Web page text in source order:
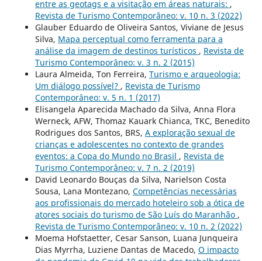
entre as geotags e a visitação em áreas naturais: ,
Revista de Turismo Contemporâneo: v. 10 n. 3 (2022)
Glauber Eduardo de Oliveira Santos, Viviane de Jesus
Silva, Mapa perceptual como ferramenta para a
análise da imagem de destinos turísticos , Revista de
Turismo Contemporâneo: v. 3 n. 2 (2015)
Laura Almeida, Ton Ferreira, Turismo e arqueologia:
Um diálogo possível? , Revista de Turismo
Contemporâneo: v. 5 n. 1 (2017)
Elisangela Aparecida Machado da Silva, Anna Flora
Werneck, AFW, Thomaz Kauark Chianca, TKC, Benedito
Rodrigues dos Santos, BRS, A exploração sexual de
crianças e adolescentes no contexto de grandes
eventos: a Copa do Mundo no Brasil , Revista de
Turismo Contemporâneo: v. 7 n. 2 (2019)
David Leonardo Bouças da Silva, Narielson Costa
Sousa, Lana Montezano, Competências necessárias
aos profissionais do mercado hoteleiro sob a ótica de
atores sociais do turismo de São Luís do Maranhão ,
Revista de Turismo Contemporâneo: v. 10 n. 2 (2022)
Moema Hofstaetter, Cesar Sanson, Luana Junqueira
Dias Myrrha, Luziene Dantas de Macedo, O impacto